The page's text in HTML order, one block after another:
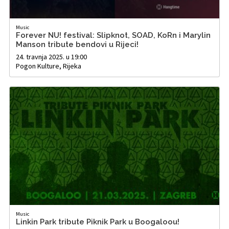
Music
Forever NU! festival: Slipknot, SOAD, KoRn i Marylin
Manson tribute bendovi u Rijeci!
24. travnja 2025. u 19:00
Pogon Kulture, Rijeka
Music
Linkin Park tribute Piknik Park u Boogaloou!